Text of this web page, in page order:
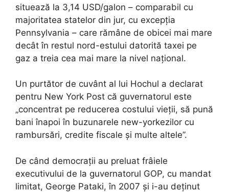
situează la 3,14 USD/galon – comparabil cu
majoritatea statelor din jur, cu excepția
Pennsylvania – care rămâne de obicei mai mare
decât în ​​restul nord-estului datorită taxei pe
gaz a treia cea mai mare la nivel național.
Un purtător de cuvânt al lui Hochul a declarat
pentru New York Post că guvernatorul este
„concentrat pe reducerea costului vieții, să pună
bani înapoi în buzunarele new-yorkezilor cu
rambursări, credite fiscale și multe altele”.
De când democrații au preluat frâiele
executivului de la guvernatorul GOP, cu mandat
limitat, George Pataki, în 2007 și i-au deținut